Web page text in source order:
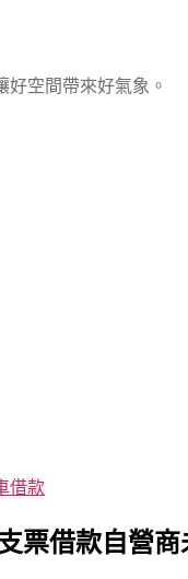
空間帶來好氣象。
借款
票借款自營